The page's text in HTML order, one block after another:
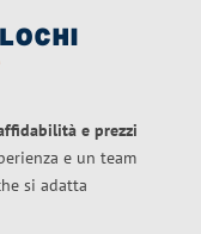
e prezzi
e un team
si adatta